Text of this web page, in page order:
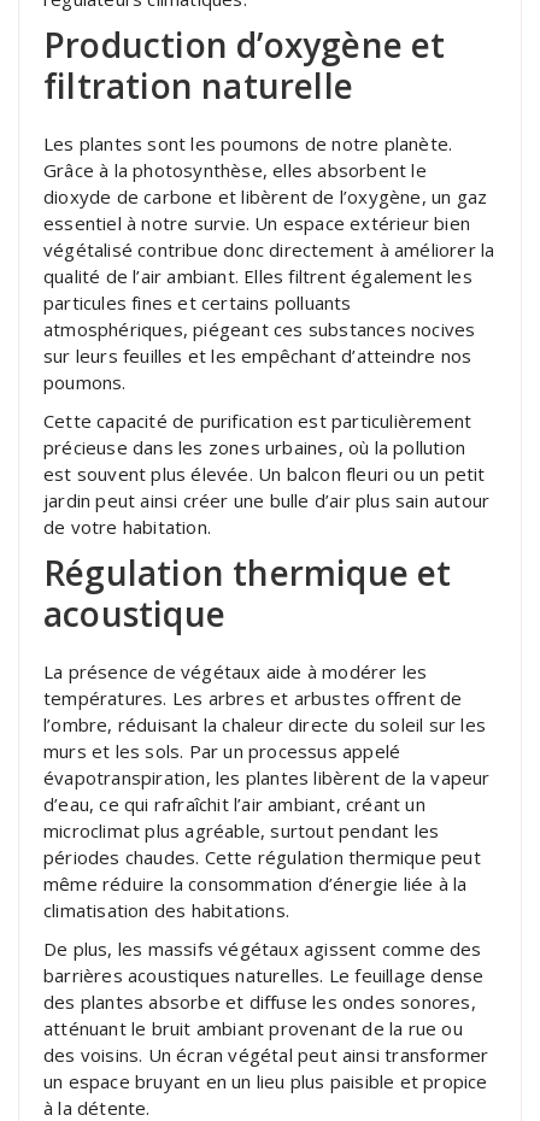
Production d’oxygène et
filtration naturelle
Les plantes sont les poumons de notre planète.
Grâce à la photosynthèse, elles absorbent le
dioxyde de carbone et libèrent de l’oxygène, un gaz
essentiel à notre survie. Un espace extérieur bien
végétalisé contribue donc directement à améliorer la
qualité de l’air ambiant. Elles filtrent également les
particules fines et certains polluants
atmosphériques, piégeant ces substances nocives
sur leurs feuilles et les empêchant d’atteindre nos
poumons.
Cette capacité de purification est particulièrement
précieuse dans les zones urbaines, où la pollution
est souvent plus élevée. Un balcon fleuri ou un petit
jardin peut ainsi créer une bulle d’air plus sain autour
de votre habitation.
Régulation thermique et
acoustique
La présence de végétaux aide à modérer les
températures. Les arbres et arbustes offrent de
l’ombre, réduisant la chaleur directe du soleil sur les
murs et les sols. Par un processus appelé
évapotranspiration, les plantes libèrent de la vapeur
d’eau, ce qui rafraîchit l’air ambiant, créant un
microclimat plus agréable, surtout pendant les
périodes chaudes. Cette régulation thermique peut
même réduire la consommation d’énergie liée à la
climatisation des habitations.
De plus, les massifs végétaux agissent comme des
barrières acoustiques naturelles. Le feuillage dense
des plantes absorbe et diffuse les ondes sonores,
atténuant le bruit ambiant provenant de la rue ou
des voisins. Un écran végétal peut ainsi transformer
un espace bruyant en un lieu plus paisible et propice
à la détente.